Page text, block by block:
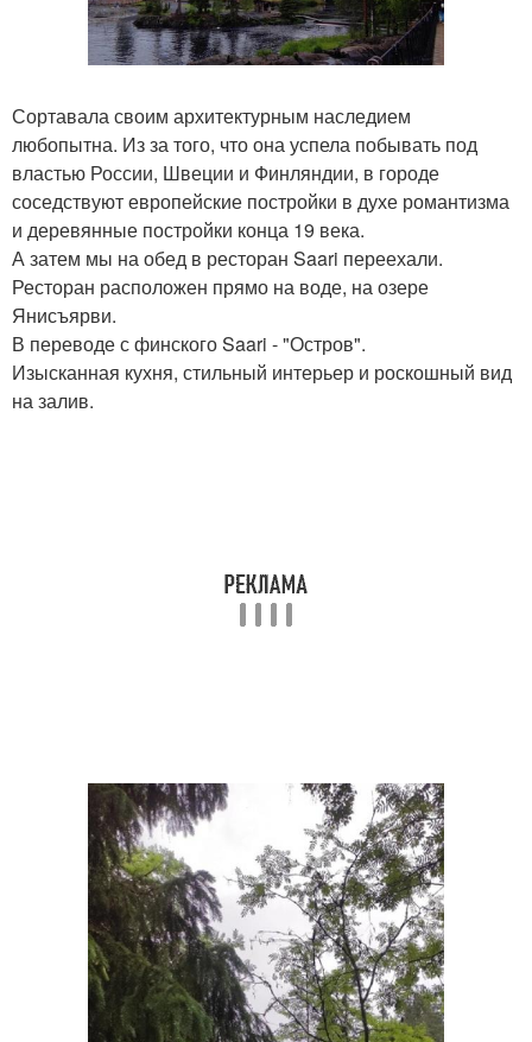
Сортавала своим архитектурным наследием
любопытна. Из за того, что она успела побывать под
властью России, Швеции и Финляндии, в городе
соседствуют европейские постройки в духе романтизма
и деревянные постройки конца 19 века.
А затем мы на обед в ресторан Saari переехали.
Ресторан расположен прямо на воде, на озере
Янисъярви.
В переводе с финского Saari - "Остров".
Изысканная кухня, стильный интерьер и роскошный вид
на залив.